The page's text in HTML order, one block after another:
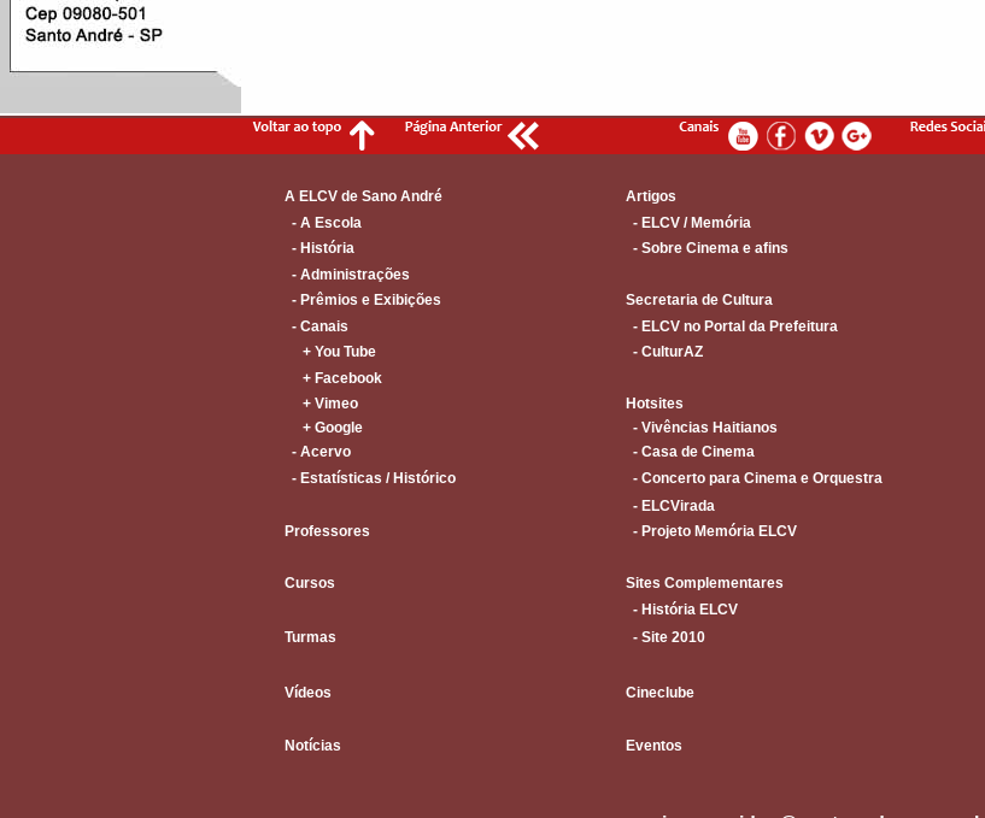
A ELCV de Sano André Artigos
- A Escola
- ELCV / Memória
- História
- Sobre Cinema e afins
- Administrações
- Prêmios e Exibições
Secretaria de Cultura
- Canais
- ELCV no Portal da Prefeitura
+ You Tube
- CulturAZ
+ Facebook
+ Vimeo
Hotsites
+ Google
- Vivências Haitianos
- Acervo
- Casa de Cinema
- Estatísticas / Histórico
- Concerto para Cinema e Orquestra
- ELCVirada
Professores
- Projeto Memória ELCV
Cursos
Sites Complementares
- História ELCV
Turmas
- Site 2010
Vídeos Cineclube
Notícias Eventos